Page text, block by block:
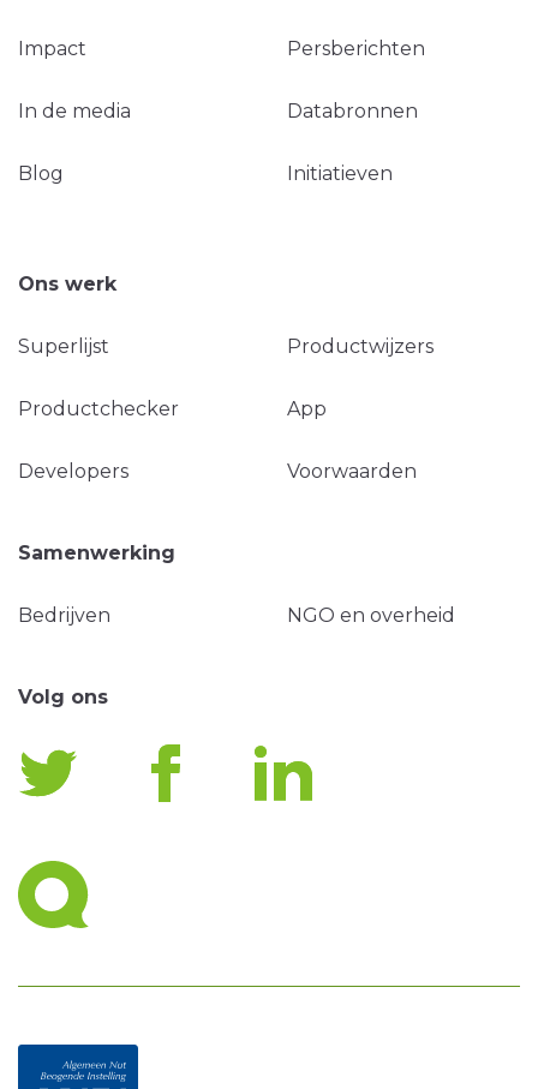
Impact Persberichten
In de media Databronnen
Blog Initiatieven
Ons werk
Superlijst Productwijzers
Productchecker App
Developers Voorwaarden
Samenwerking
Bedrijven NGO en overheid
Volg ons